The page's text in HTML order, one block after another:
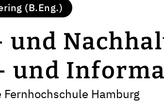
(B.Eng.)
und
und
Hamburg